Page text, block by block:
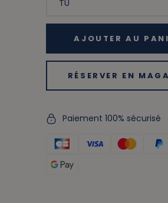
AJOUTER AU
RÉSERVER EN
Paiement 100% sécurisé